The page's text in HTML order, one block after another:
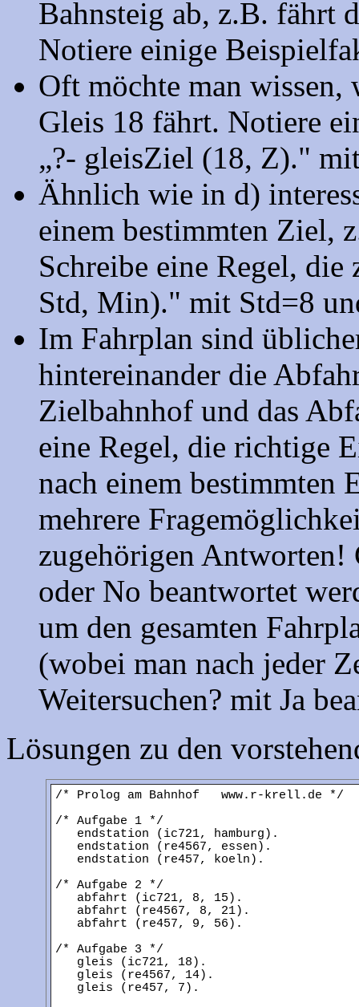
Bahnsteig ab, z.B. fährt
Notiere einige
Oft möchte man
Gleis 18 fährt. Notiere
„?- gleisZiel (18, Z)."
Ähnlich wie in d)
einem bestimmten Ziel,
Schreibe eine Regel,
Std, Min)." mit Std=8
Im Fahrplan sind
hintereinander die
Zielbahnhof und das
eine Regel, die richtige
nach einem bestimmten
mehrere
zugehörigen Antworten!
oder No beantwortet
um den gesamten
(wobei man nach jeder
Weitersuchen? mit Ja
Lösungen zu den
/* Prolog am Bahnhof www.r-krell.de */
/* Aufgabe 1 */
endstation (ic721, hamburg).
endstation (re4567, essen).
endstation (re457, koeln).
/* Aufgabe 2 */
abfahrt (ic721, 8, 15).
abfahrt (re4567, 8, 21).
abfahrt (re457, 9, 56).
/* Aufgabe 3 */
gleis (ic721, 18).
gleis (re4567, 14).
gleis (re457, 7).